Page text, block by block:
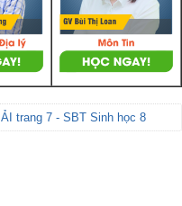
trang 7 - SBT Sinh học 8